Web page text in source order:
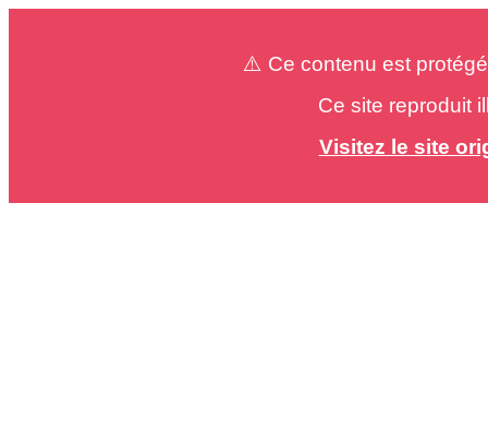
⚠️ Ce contenu est
Ce site reproduit
Visitez le site